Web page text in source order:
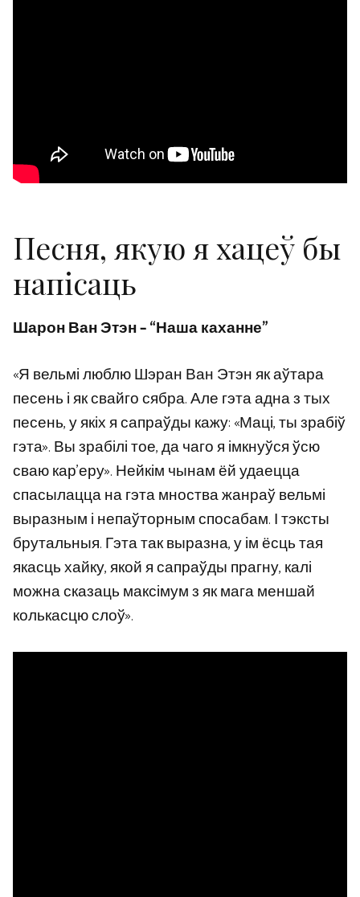
Песня, якую я хацеў бы
напісаць
Шарон Ван Этэн – “Наша каханне”
«Я вельмі люблю Шэран Ван Этэн як аўтара
песень і як свайго сябра. Але гэта адна з тых
песень, у якіх я сапраўды кажу: «Маці, ты зрабіў
гэта». Вы зрабілі тое, да чаго я імкнуўся ўсю
сваю кар’еру». Нейкім чынам ёй удаецца
спасылацца на гэта мноства жанраў вельмі
выразным і непаўторным спосабам. І тэксты
брутальныя. Гэта так выразна, у ім ёсць тая
якасць хайку, якой я сапраўды прагну, калі
можна сказаць максімум з як мага меншай
колькасцю слоў».